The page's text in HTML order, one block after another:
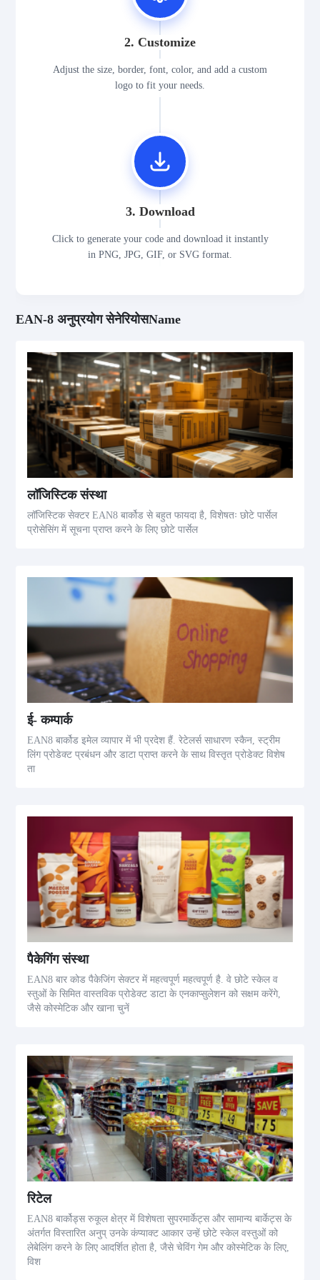
2. Customize
Adjust the size, border, font, color, and add a custom
logo to fit your needs.
3. Download
Click to generate your code and download it instantly
in PNG, JPG, GIF, or SVG format.
EAN-8 अनुप्रयोग सेनेरियोसName
लॉजिस्टिक संस्था
लॉजिस्टिक सेक्टर EAN8 बार्कोड से बहुत फायदा है, विशेषतः छोटे पार्सेल
प्रोसेसिंग में सूचना प्राप्त करने के लिए छोटे पार्सेल
ई- कम्पार्क
EAN8 बार्कोड इमेल व्यापार में भी प्रदेश हैं. रेटेलर्स साधारण स्कैन, स्ट्रीम
लिंग प्रोडेक्ट प्रबंधन और डाटा प्राप्त करने के साथ विस्तृत प्रोडेक्ट विशेष
ता
पैकेगिंग संस्था
EAN8 बार कोड पैकेजिंग सेक्टर में महत्वपूर्ण महत्वपूर्ण है. वे छोटे स्केल व
स्तुओं के सिमित वास्तविक प्रोडेक्ट डाटा के एनकाप्सुलेशन को सक्षम करेंगे,
जैसे कोस्मेटिक और खाना चुनें
रिटेल
EAN8 बार्कोड्स रुकूल क्षेत्र में विशेषता सुपरमार्केट्स और सामान्य बार्केट्स के
अंतर्गत विस्तारित अनुप् उनके कंप्याक्ट आकार उन्हें छोटे स्केल वस्तुओं को
लेबेलिंग करने के लिए आदर्शित होता है, जैसे चेविंग गेम और कोस्मेटिक के लिए,
विश